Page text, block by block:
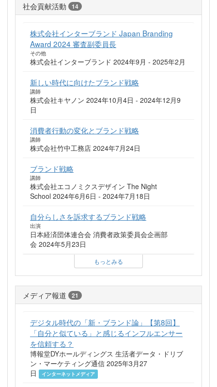
社会貢献活動 14
株式会社インターブランド Japan Branding
Award 2024 審査副委員長
その他
株式会社インターブランド 2024年9月 - 2025年2月
新しい時代に向けたブランド戦略
講師
株式会社キヤノン 2024年10月4日 - 2024年12月9
日
消費者行動の変化とブランド戦略
講師
株式会社竹中工務店 2024年7月24日
ブランド戦略
講師
株式会社エコノミクスデザイン The Night
School 2024年6月6日 - 2024年7月18日
自分らしさを訴求するブランド戦略
出演
日本経済団体連合会 消費者政策委員会企画部
会 2024年5月23日
もっとみる
メディア報道 21
デジタル時代の「新・ブランド論」【第8回】
「自分と似ている」と感じるインフルエンサー
を信頼する？
博報堂DYホールディングス 生活者データ・ドリブ
ン・マーケティング通信 2025年3月27
日
インターネットメディア